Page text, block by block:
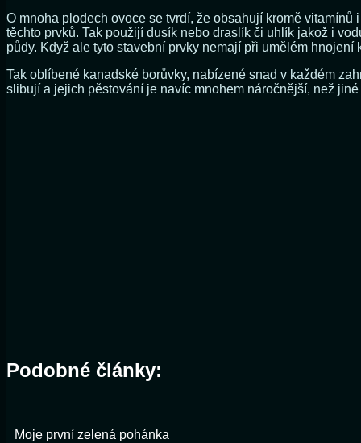
O mnoha plodech ovoce se tvrdí, že obsahují kromě
těchto prvků. Tak použijí dusík nebo draslík či uhlík jakož i
půdy. Když ale tyto stavební prvky nemají při umělém
Tak oblíbené kanadské borůvky, nabízené snad v každém
slibují a jejich pěstování je navíc mnohem náročnější, než
Podobné články:
Moje první zelená pohánka